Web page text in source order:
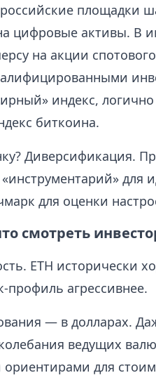
российские площадки
цифровые активы. В
на акции
индекс,
биткоина.
Диверсификация.
для
для оценки
смотреть
ETH исторически
профиль агрессивнее.
— в долларах.
ведущих
для